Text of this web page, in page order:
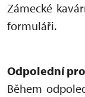
Zámecké
formuláři.
Odpolední
Během